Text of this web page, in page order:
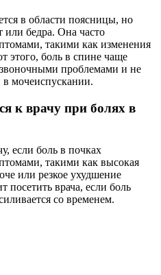
в области поясницы, но
или бедра. Она часто
такими как изменения
этого, боль в спине чаще
проблемами и не
мочеиспускании.
к врачу при болях в
если боль в почках
такими как высокая
или резкое ухудшение
посетить врача, если боль
со временем.